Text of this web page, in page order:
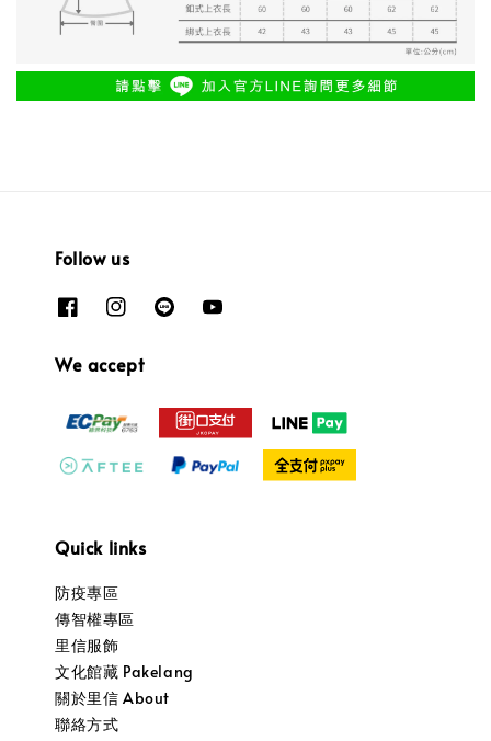
Follow us
We accept
Quick links
防疫專區
傳智權專區
里信服飾
文化館藏 Pakelang
關於里信 About
聯絡方式